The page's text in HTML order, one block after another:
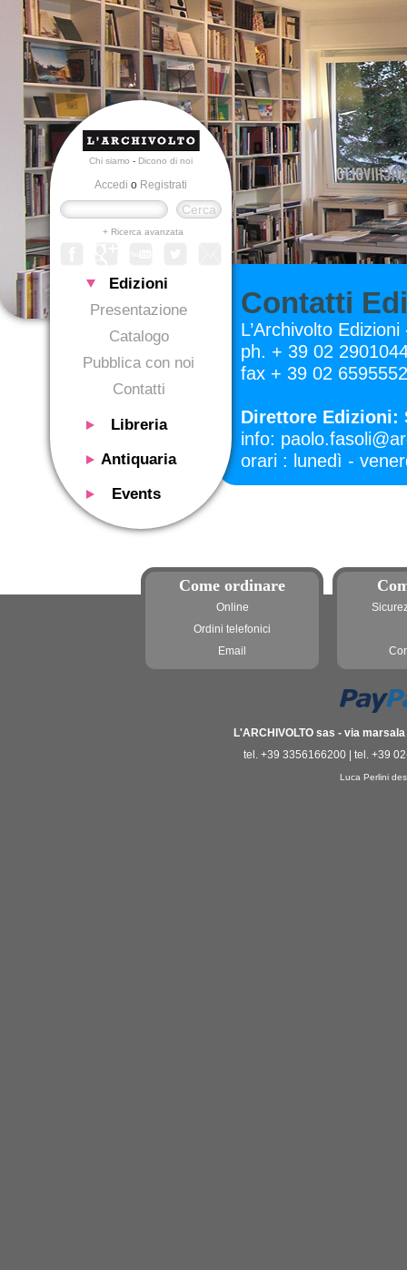
Chi siamo - Dicono di noi
Accedi o Registrati
+ Ricerca avanzata
Edizioni
Presentazione
Catalogo
Pubblica con noi
Contatti
Libreria
Presentazione
Servizi
Riviste
Oggetti design
Contatti
Antiquaria
Presentazione
Si acquistano
Servizi
Contatti
Events
Presentazione
Utilizzo consigliato
Calendario eventi
Contatti
L’Archivolto
ph. + 39 02
fax + 39 02 6595552
Direttore Edizioni:
info:
orari : lunedì -
Come ordinare
Online
Ordini telefonici
Email
L'ARCHIVOLTO sas - via
tel. +39 3356166200 | tel. +39
Luca Perlini